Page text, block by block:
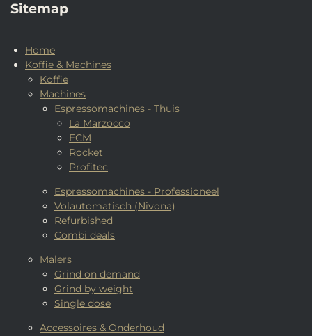
Sitemap
Home
Koffie & Machines
Koffie
Machines
Espressomachines - Thuis
La Marzocco
ECM
Rocket
Profitec
Espressomachines - Professioneel
Volautomatisch (Nivona)
Refurbished
Combi deals
Malers
Grind on demand
Grind by weight
Single dose
Accessoires & Onderhoud